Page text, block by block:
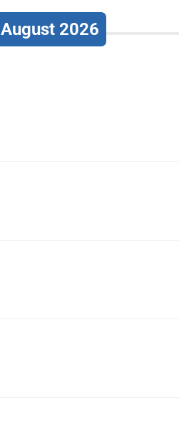
August 2026